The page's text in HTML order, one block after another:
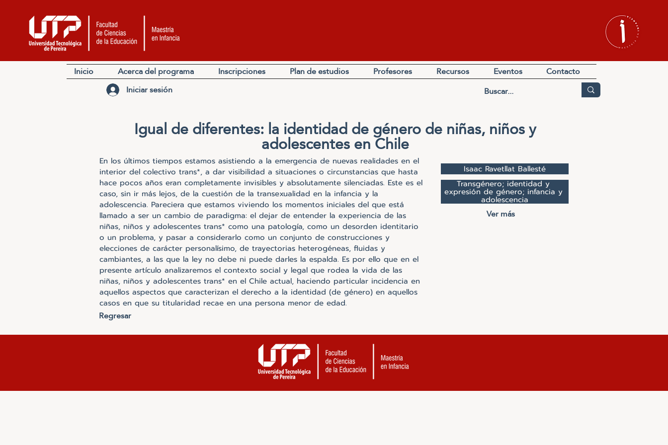
Inicio Acerca del programa Inscripciones Plan de estudios Profesores Recursos Eventos
Contacto
Iniciar sesión
Igual de diferentes: la identidad de género de niñas, niños y
adolescentes en Chile
En los últimos tiempos estamos asistiendo a la emergencia de nuevas realidades en el
interior del colectivo trans*, a dar visibilidad a situaciones o circunstancias que hasta
hace pocos años eran completamente invisibles y absolutamente silenciadas. Este es el
caso, sin ir más lejos, de la cuestión de la transexualidad en la infancia y la
adolescencia. Pareciera que estamos viviendo los momentos iniciales del que está
llamado a ser un cambio de paradigma: el dejar de entender la experiencia de las
niñas, niños y adolescentes trans* como una patología, como un desorden identitario
o un problema, y pasar a considerarlo como un conjunto de construcciones y
elecciones de carácter personalísimo, de trayectorias heterogéneas, fluidas y
cambiantes, a las que la ley no debe ni puede darles la espalda. Es por ello que en el
presente artículo analizaremos el contexto social y legal que rodea la vida de las
niñas, niños y adolescentes trans* en el Chile actual, haciendo particular incidencia en
aquellos aspectos que caracterizan el derecho a la identidad (de género) en aquellos
casos en que su titularidad recae en una persona menor de edad.
Isaac Ravetllat Ballesté
Transgénero; identidad y
expresión de género; infancia y
adolescencia
Ver más
Regresar